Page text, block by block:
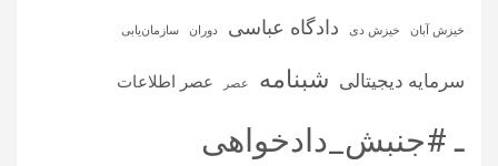
خیزش آبان خیزش دی دادگاه عباسی دوران سازمان‌یابی
سرمایه‌ دیجیتالی شبنامه عصر عصر اطلاعات
ـ #جنبش_دادخواهی